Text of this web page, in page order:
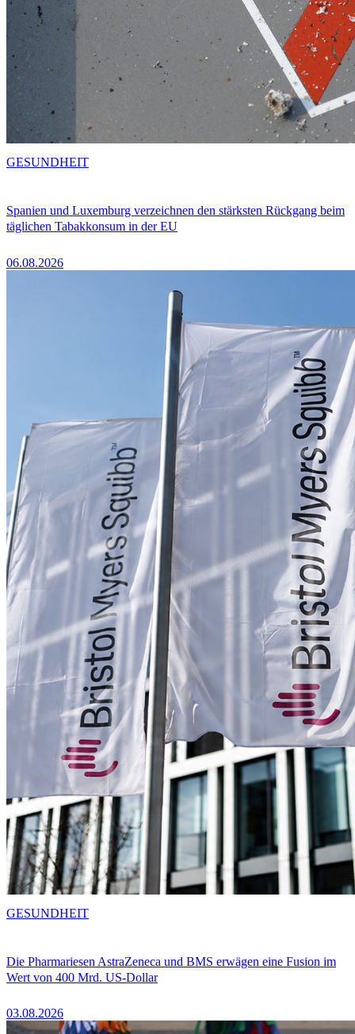
Spanien und Luxemburg verzeichnen den stärksten Rückgang beim
täglichen Tabakkonsum in der EU
06.08.2026
GESUNDHEIT
Die Pharmariesen AstraZeneca und BMS erwägen eine Fusion im
Wert von 400 Mrd. US-Dollar
03.08.2026
GESUNDHEIT